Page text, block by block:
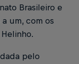
Brasileiro e
um, com os
pelo